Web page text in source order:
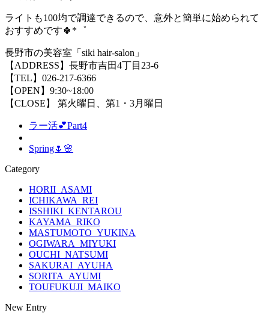
ライトも100均で調達できるので、意外と簡単に始められて
おすすめです🍀*゜
長野市の美容室「siki hair-salon」
【ADDRESS】長野市吉田4丁目23-6
【TEL】026-217-6366
【OPEN】9:30~18:00
【CLOSE】 第火曜日、第1・3月曜日
ラー活💕Part4
Spring🌷🌸
Category
HORII_ASAMI
ICHIKAWA_REI
ISSHIKI_KENTAROU
KAYAMA_RIKO
MASTUMOTO_YUKINA
OGIWARA_MIYUKI
OUCHI_NATSUMI
SAKURAI_AYUHA
SORITA_AYUMI
TOUFUKUJI_MAIKO
New Entry